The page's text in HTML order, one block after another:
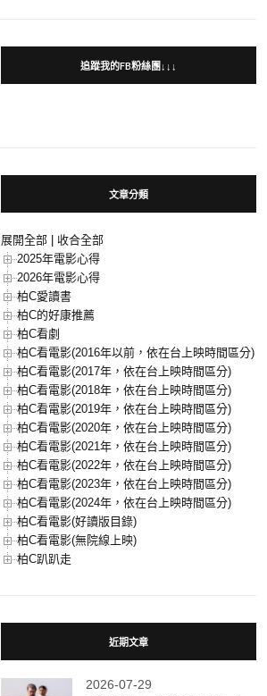
追蹤我的FB粉絲團↓↓↓
文章分類
展開全部
收合全部
2025年電影心得
2026年電影心得
柏C愛讀書
柏C的好康推薦
柏C看劇
柏C看電影(2016年以前，依在台上映時間區分)
柏C看電影(2017年，依在台上映時間區分)
柏C看電影(2018年，依在台上映時間區分)
柏C看電影(2019年，依在台上映時間區分)
柏C看電影(2020年，依在台上映時間區分)
柏C看電影(2021年，依在台上映時間區分)
柏C看電影(2022年，依在台上映時間區分)
柏C看電影(2023年，依在台上映時間區分)
柏C看電影(2024年，依在台上映時間區分)
柏C看電影(好讀版目錄)
柏C看電影(無院線上映)
柏C趴趴走
近期文章
2026-07-29